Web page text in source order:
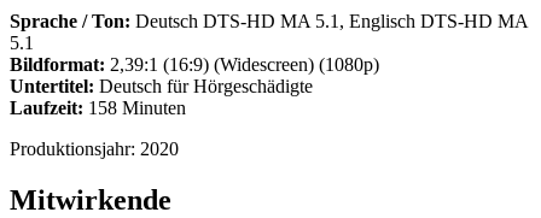
Sprache / Ton: Deutsch DTS-HD MA 5.1, Englisch DTS-HD MA
5.1
Bildformat: 2,39:1 (16:9) (Widescreen) (1080p)
Untertitel: Deutsch für Hörgeschädigte
Laufzeit: 158 Minuten
Produktionsjahr: 2020
Mitwirkende